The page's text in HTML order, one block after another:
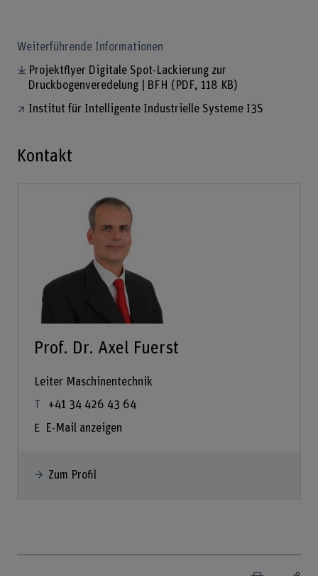
Weiterführende Informationen
Projektflyer Digitale Spot-Lackierung zur
Druckbogenveredelung | BFH (PDF, 118 KB)
Institut für Intelligente Industrielle Systeme I3S
Kontakt
Prof. Dr. Axel Fuerst
Leiter Maschinentechnik
+41 34 426 43 64
E-Mail anzeigen
Zum Profil